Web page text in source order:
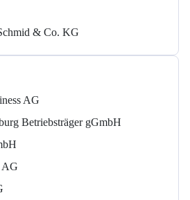
& Co. KG
AG
Betriebsträger gGmbH